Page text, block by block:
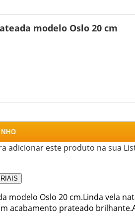
modelo Oslo 20 cm
adicionar este produto na sua
modelo Oslo 20 cm.Linda vela
acabamento prateado